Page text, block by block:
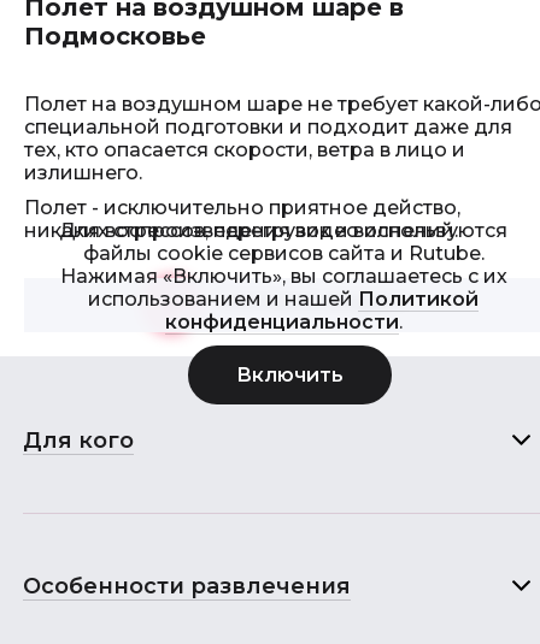
Полет на воздушном шаре в
Подмосковье
Полет на воздушном шаре не требует какой-
специальной подготовки и подходит даже для
тех, кто опасается скорости, ветра в лицо и
излишнего.
Полет - исключительно приятное действо,
никаких стрессов, перегрузок и волнений.
Смотреть видео>
Для воспроизведения видео используются
файлы cookie сервисов сайта и Rutube.
Нажимая «Включить», вы соглашаетесь с их
использованием и нашей Политикой
конфиденциальности.
Для кого
Особенности развлечения